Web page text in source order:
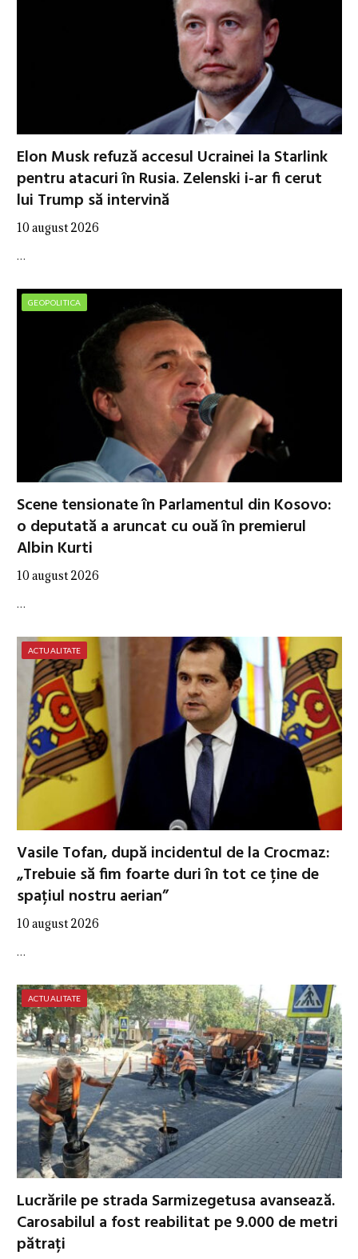
Elon Musk refuză accesul Ucrainei la Starlink
pentru atacuri în Rusia. Zelenski i-ar fi cerut
lui Trump să intervină
10 august 2026
…
GEOPOLITICA
Scene tensionate în Parlamentul din Kosovo:
o deputată a aruncat cu ouă în premierul
Albin Kurti
10 august 2026
…
ACTUALITATE
Vasile Tofan, după incidentul de la Crocmaz:
„Trebuie să fim foarte duri în tot ce ține de
spațiul nostru aerian”
10 august 2026
…
ACTUALITATE
Lucrările pe strada Sarmizegetusa avansează.
Carosabilul a fost reabilitat pe 9.000 de metri
pătrați